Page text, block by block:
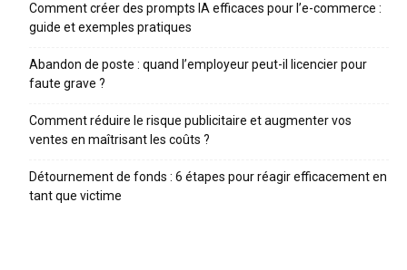
Comment créer des prompts IA efficaces pour l’e-commerce :
guide et exemples pratiques
Abandon de poste : quand l’employeur peut-il licencier pour
faute grave ?
Comment réduire le risque publicitaire et augmenter vos
ventes en maîtrisant les coûts ?
Détournement de fonds : 6 étapes pour réagir efficacement en
tant que victime